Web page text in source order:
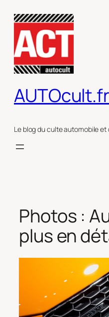
contenu
AUTOcult.fr
Le blog du culte automobile
Photos :
plus en